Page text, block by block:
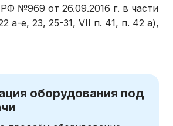
№969 от 26.09.2016 г. в части
а-е, 23, 25-31, VII п. 41, п. 42 а),
оборудования под